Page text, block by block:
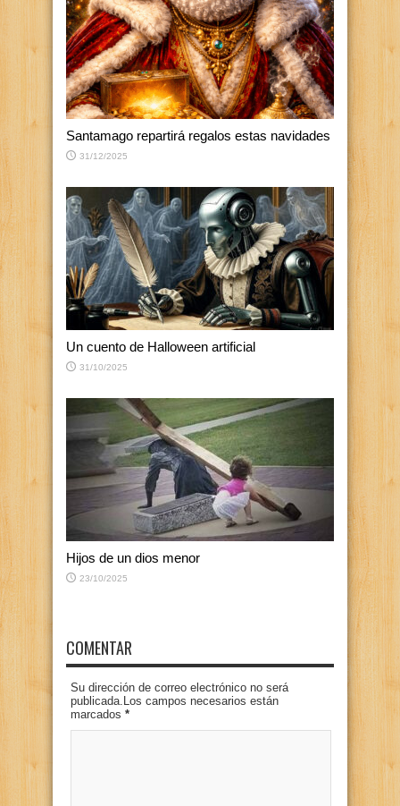
Santamago repartirá regalos estas navidades
31/12/2025
Un cuento de Halloween artificial
31/10/2025
Hijos de un dios menor
23/10/2025
COMENTAR
Su dirección de correo electrónico no será
publicada.Los campos necesarios están
marcados *